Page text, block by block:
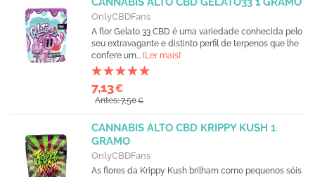
OnlyCBDFans
A flor Gelato 33 CBD é uma variedade conhecida pelo
seu extravagante e distinto perfil de terpenos que lhe
confere um... [Ler mais]
7,13€
Antes: 7,50€
CANNABIS ALTO CBD KRIPPY KUSH 1
GRAMO
OnlyCBDFans
As flores da Krippy Kush brilham como pequenos sóis